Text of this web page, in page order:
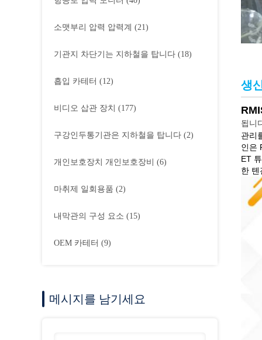
소맷부리 압력 압력계 (21)
기관지 차단기는 지하철을 탑니다 (18)
흡입 카테터 (12)
비디오 삽관 장치 (177)
구강인두통기관은 지하철을 탑니다 (2)
개인보호장치 개인보호장비 (6)
마취제 일회용품 (2)
내막관의 구성 요소 (15)
OEM 카테터 (9)
메시지를 남기세요
생
됩니
관리
인은
ET
한 톈